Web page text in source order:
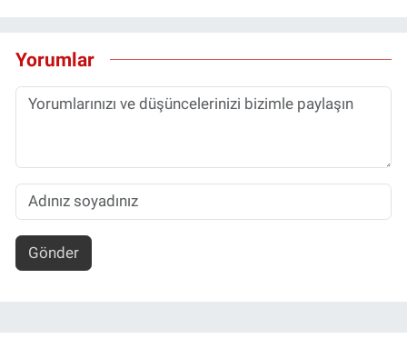
Yorumlar
Gönder